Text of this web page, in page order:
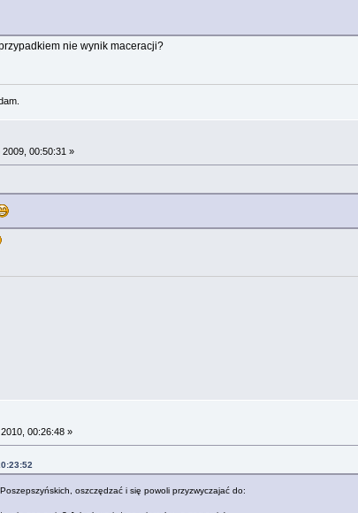
nie wynik maceracji?
2009, 00:50:31 »
00:26:48 »
oszczędzać i się powoli przyzwyczajać do: